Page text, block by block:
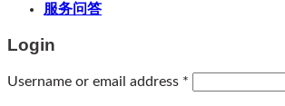
服务问答
Login
Username or email address *